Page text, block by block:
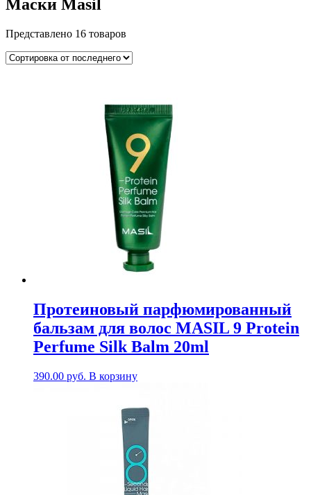
Маски Masil
Представлено 16 товаров
Протеиновый парфюмированный
бальзам для волос MASIL 9 Protein
Perfume Silk Balm 20ml
390.00 руб. В корзину